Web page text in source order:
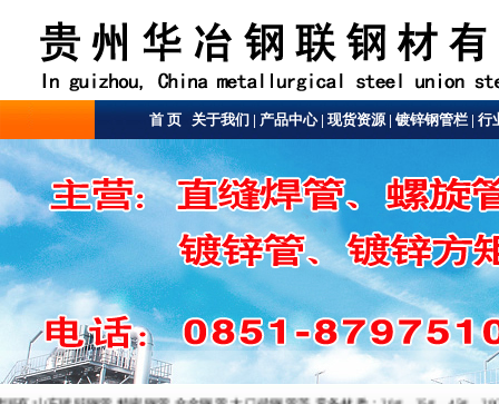
首 页 关于我们 | 产品中心| 现货资源| 镀锌钢管栏 | 行